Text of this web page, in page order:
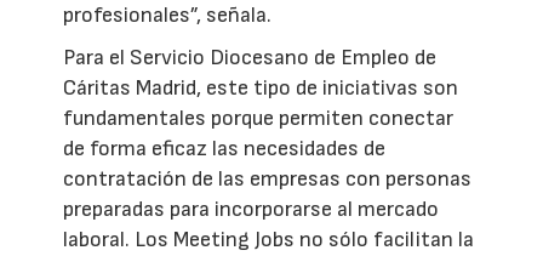
profesionales”, señala.
Para el Servicio Diocesano de Empleo de
Cáritas Madrid, este tipo de iniciativas son
fundamentales porque permiten conectar
de forma eficaz las necesidades de
contratación de las empresas con personas
preparadas para incorporarse al mercado
laboral. Los Meeting Jobs no sólo facilitan la